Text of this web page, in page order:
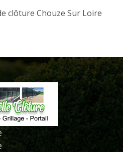
clôture Chouze Sur Loire